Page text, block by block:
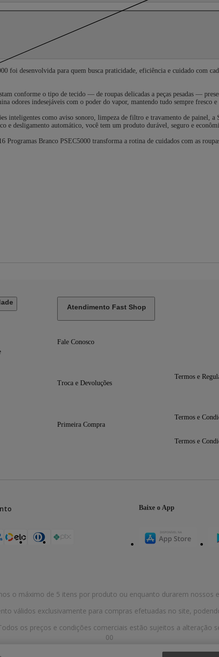
foi desenvolvida para quem busca praticidade, eficiência e cuidado com
conforme o tipo de tecido — de roupas delicadas a peças pesadas —
odores indesejáveis com o poder do vapor, mantendo tudo sempre fresco e
como aviso sonoro, limpeza de filtro e travamento de painel, a
e desligamento automático, você tem um produto durável, seguro e
Programas Branco PSEC5000 transforma a rotina de cuidados com as
Atendimento Fast Shop
Fale Conosco
Troca e Devoluções
Primeira Compra
Termos e
Termos e
Termos e
Baixe o App
o máximo de 5 itens por produto ou enquanto durarem nossos
válidos exclusivamente para compras efetuadas no site,
os preços e condições comerciais estão sujeitos a alteração
00
São Paulo/SP, CEP 02029-001, Telefone: 11 3003-3728 ©